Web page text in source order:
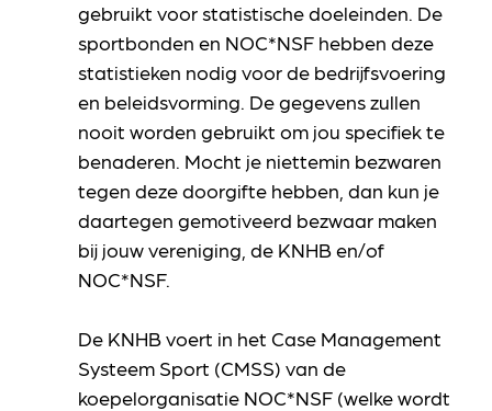
gebruikt voor statistische doeleinden. De
sportbonden en NOC*NSF hebben deze
statistieken nodig voor de bedrijfsvoering
en beleidsvorming. De gegevens zullen
nooit worden gebruikt om jou specifiek te
benaderen. Mocht je niettemin bezwaren
tegen deze doorgifte hebben, dan kun je
daartegen gemotiveerd bezwaar maken
bij jouw vereniging, de KNHB en/of
NOC*NSF.
De KNHB voert in het Case Management
Systeem Sport (CMSS) van de
koepelorganisatie NOC*NSF (welke wordt